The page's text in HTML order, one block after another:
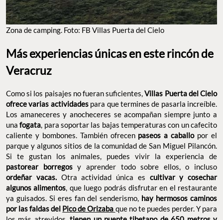
Zona de camping. Foto: FB Villas Puerta del Cielo
Más experiencias únicas en este rincón de
Veracruz
Como si los paisajes no fueran suficientes,Villas Puerta del Cielo
ofrece varias actividades para que termines de pasarla increíble.
Los amaneceres y anocheceres se acompañan siempre junto a
unafogata, para soportar las bajas temperaturas con un cafecito
caliente y bombones. También ofrecenpaseos a caballopor el
parque y algunos sitios de la comunidad de San Miguel Pilancón.
Si te gustan los animales,
puedes vivir la experiencia de
pastorear borregosy aprender todo sobre ellos, o incluso
ordeñar vacas.Otra actividad única es cultivar y cosechar
algunos alimentos, que luego podrás disfrutar en el restaurante
ya guisados. Si eres fan del senderismo, hay hermosos caminos
por las faldas del Pico de Orizaba que no te puedes perder. Y para